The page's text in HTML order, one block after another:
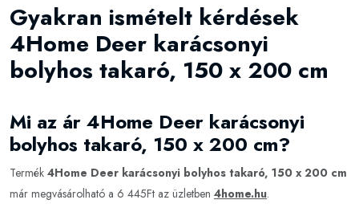
Gyakran ismételt kérdések
4Home Deer karácsonyi
bolyhos takaró, 150 x 200 cm
Mi az ár 4Home Deer karácsonyi
bolyhos takaró, 150 x 200 cm?
Termék 4Home Deer karácsonyi bolyhos takaró, 150 x 200 cm
már megvásárolható a 6 445Ft az üzletben 4home.hu.